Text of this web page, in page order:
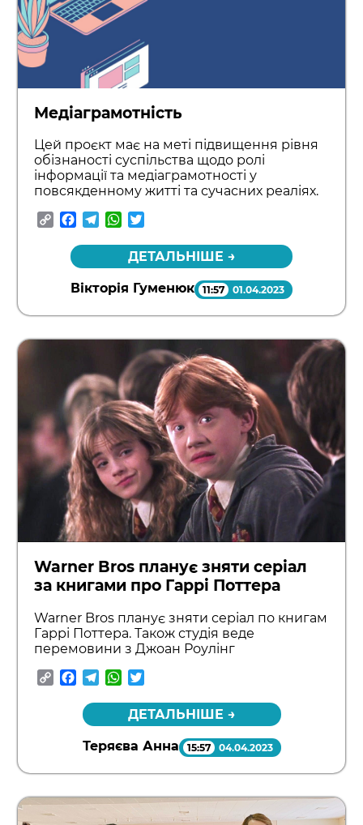
Медіаграмотність
Цей проєкт має на меті підвищення рівня
обізнаності суспільства щодо ролі
інформації та медіаграмотності у
повсякденному житті та сучасних реаліях.
CopyFacebook
TelegramWhatsApp
ДЕТАЛЬНІШЕ →
Вікторія Гуменюк 11:57 01.04.2023
Warner Bros планує зняти серіал
за книгами про Гаррі Поттера
Warner Bros планує зняти серіал по книгам
Гаррі Поттера. Також студія веде
перемовини з Джоан Роулінг
CopyFacebook
TelegramWhatsApp
ДЕТАЛЬНІШЕ →
Теряєва Анна 15:57 04.04.2023